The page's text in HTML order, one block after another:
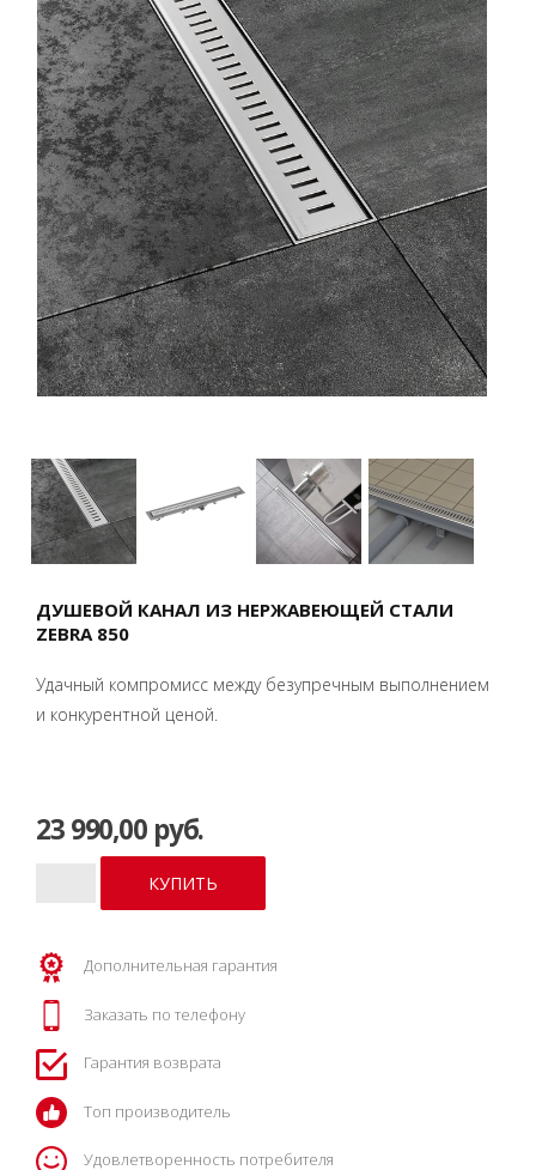
ДУШЕВОЙ КАНАЛ ИЗ НЕРЖАВЕЮЩЕЙ СТАЛИ
ZEBRA 850
Удачный компромисс между безупречным выполнением
и конкурентной ценой.
23 990,00 руб.
Дополнительная гарантия
Заказать по телефону
Гарантия возврата
Топ производитель
Удовлетворенность потребителя